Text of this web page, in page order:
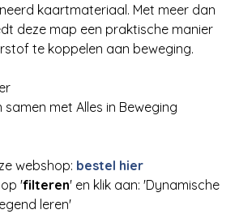
kaartmateriaal. Met meer dan
deze map een praktische manier
te koppelen aan beweging.
met Alles in Beweging
webshop: bestel hier
'filteren' en klik aan: 'Dynamische
leren'